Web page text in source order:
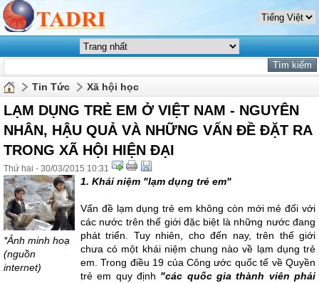
Tin Tức Xã hội học
LẠM DỤNG TRẺ EM Ở VIỆT NAM - NGUYÊN
NHÂN, HẬU QUẢ VÀ NHỮNG VẤN ĐỀ ĐẶT RA
TRONG XÃ HỘI HIỆN ĐẠI
Thứ hai - 30/03/2015 10:31
*Ảnh minh hoạ
(nguồn
internet)
1. Khái niệm "lạm dụng trẻ em"
Vấn đề lạm dụng trẻ em không còn mới mẻ đối với
các nước trên thế giới đặc biệt là những nước đang
phát triển. Tuy nhiên, cho đến nay, trên thế giới
chưa có một khái niệm chung nào về lạm dụng trẻ
em. Trong điều 19 của Công ước quốc tế về Quyền
trẻ em quy định "các quốc gia thành viên phải